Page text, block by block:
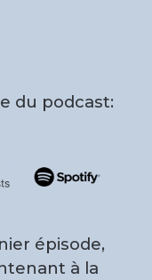
du podcast:
épisode,
à la